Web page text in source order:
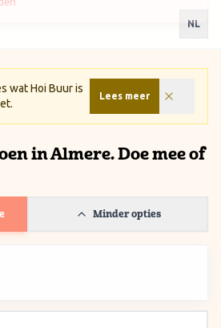
NL
wat Hoi Buur is
Lees meer
in Almere. Doe mee of
Minder opties